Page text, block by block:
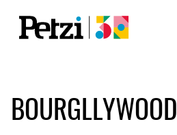
BOURGLLYWOOD